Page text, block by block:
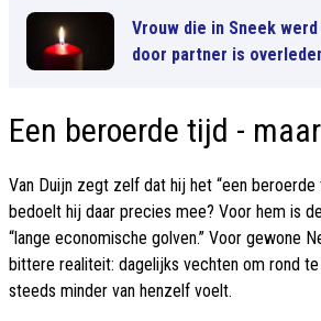
Vrouw die in Sneek
door partner is
Een beroerde tijd -
Van Duijn zegt zelf dat hij het “een beroerde
bedoelt hij daar precies mee? Voor hem is
“lange economische golven.” Voor gewone
bittere realiteit: dagelijks vechten om rond
steeds minder van henzelf voelt.